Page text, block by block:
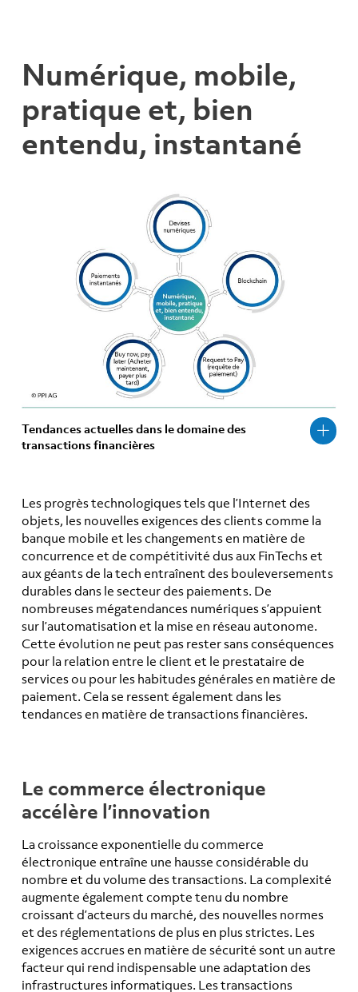
Numérique, mobile,
pratique et, bien
entendu, instantané
Tendances actuelles dans le domaine des
transactions financières
Les progrès technologiques tels que l’Internet des
objets, les nouvelles exigences des clients comme la
banque mobile et les changements en matière de
concurrence et de compétitivité dus aux FinTechs et
aux géants de la tech entraînent des bouleversements
durables dans le secteur des paiements. De
nombreuses mégatendances numériques s’appuient
sur l’automatisation et la mise en réseau autonome.
Cette évolution ne peut pas rester sans conséquences
pour la relation entre le client et le prestataire de
services ou pour les habitudes générales en matière de
paiement. Cela se ressent également dans les
tendances en matière de transactions financières.
Le commerce électronique
accélère l’innovation
La croissance exponentielle du commerce
électronique entraîne une hausse considérable du
nombre et du volume des transactions. La complexité
augmente également compte tenu du nombre
croissant d’acteurs du marché, des nouvelles normes
et des réglementations de plus en plus strictes. Les
exigences accrues en matière de sécurité sont un autre
facteur qui rend indispensable une adaptation des
infrastructures informatiques. Les transactions